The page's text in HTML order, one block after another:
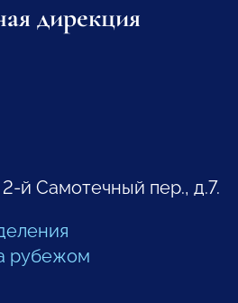
дирекция
2-й Самотечный пер., д.7.
рубежом